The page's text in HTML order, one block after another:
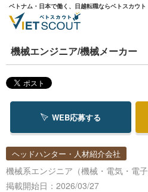
ベトナム・日本で働く、日越転職ならベトスカウト
機械エンジニア/機械メーカー
WEB応募する
ヘッドハンター・人材紹介会社
機械系エンジニア（機械・電気・電子
掲載開始日：2026/03/27